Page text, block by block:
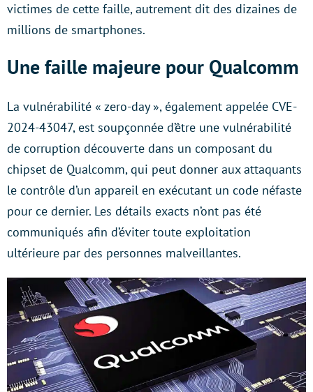
victimes de cette faille, autrement dit des dizaines de
millions de smartphones.
Une faille majeure pour Qualcomm
La vulnérabilité « zero-day », également appelée CVE-
2024-43047, est soupçonnée d’être une vulnérabilité
de corruption découverte dans un composant du
chipset de Qualcomm, qui peut donner aux attaquants
le contrôle d’un appareil en exécutant un code néfaste
pour ce dernier. Les détails exacts n’ont pas été
communiqués afin d’éviter toute exploitation
ultérieure par des personnes malveillantes.